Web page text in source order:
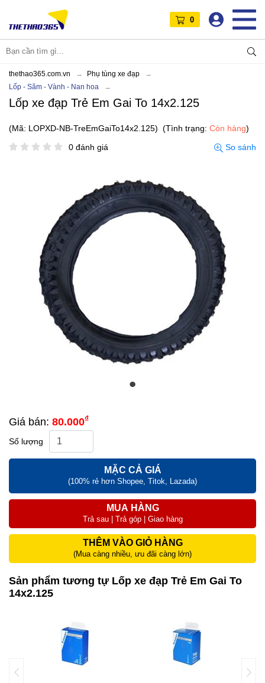
0
thethao365.com.vn
Phụ tùng xe đạp
Lốp - Săm - Vành - Nan hoa
Lốp xe đạp Trẻ Em Gai To 14x2.125
(Mã: LOPXD-NB-TreEmGaiTo14x2.125) (Tình trạng: Còn hàng)
0 đánh giá
So sánh
Giá bán: 80.000₫
Số lượng
MẶC CẢ GIÁ
(100% rẻ hơn Shopee, Titok, Lazada)
MUA HÀNG
Trả sau | Trả góp | Giao hàng
THÊM VÀO GIỎ HÀNG
(Mua càng nhiều, ưu đãi càng lớn)
Sản phẩm tương tự Lốp xe đạp Trẻ Em Gai To
14x2.125